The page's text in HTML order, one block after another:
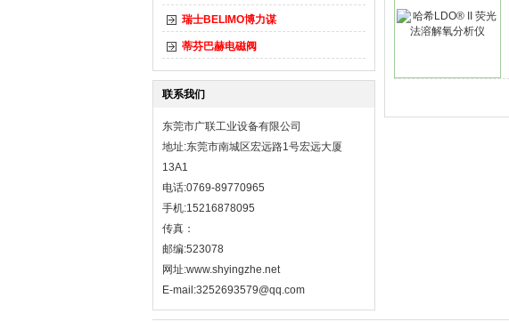
瑞士BELIMO博力谋
蒂芬巴赫电磁阀
联系我们
东莞市广联工业设备有限公司
地址:东莞市南城区宏远路1号宏远大厦
13A1
电话:0769-89770965
手机:15216878095
传真：
邮编:523078
网址:www.shyingzhe.net
E-mail:3252693579@qq.com